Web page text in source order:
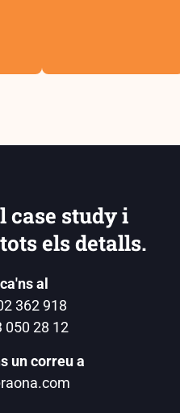
case study i
els detalls.
al
362 918
050 28 12
un correu a